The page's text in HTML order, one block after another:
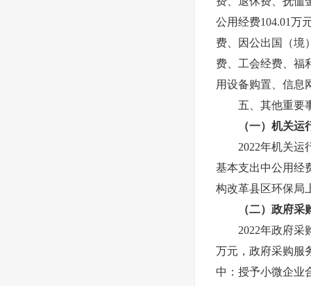
公用经费104.01万
费、因公出国（境
费、工会经费、福
用设备购置、信息
五、其他重要
（一）机关
2022年机关运
基本支出中公用经
构改革县区环保局
（二）政府采
2022年政府采
万元，政府采购服
中：授予小微企业